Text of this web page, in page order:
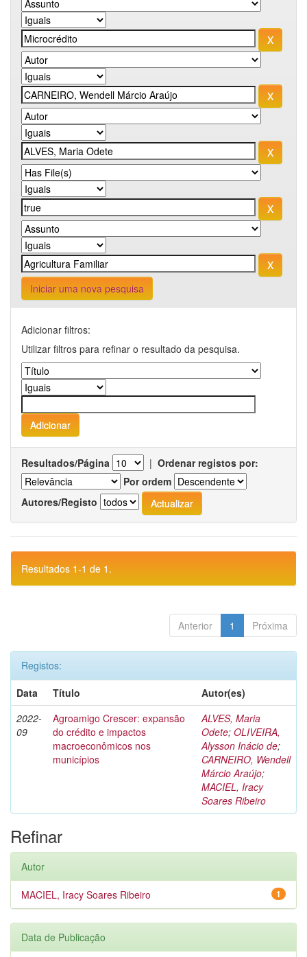
Iniciar uma nova pesquisa
Adicionar filtros:
Utilizar filtros para refinar o resultado da pesquisa.
Resultados/Página | Ordenar registos por:
Por ordem
Autores/Registo
Resultados 1-1 de 1.
Anterior 1 Próxima
Registos:
Data
Título
Autor(es)
2022-
09
Agroamigo Crescer: expansão
do crédito e impactos
macroeconômicos nos
municípios
ALVES, Maria
Odete; OLIVEIRA,
Alysson Inácio de;
CARNEIRO, Wendell
Márcio Araújo;
MACIEL, Iracy
Soares Ribeiro
Refinar
Autor
1
MACIEL, Iracy Soares Ribeiro
Data de Publicação